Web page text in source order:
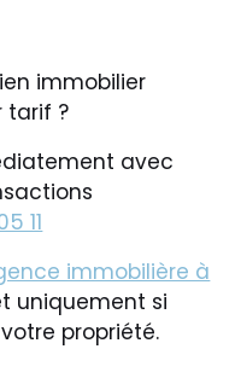
immobilier
tarif ?
avec
11
immobilière à
uniquement si
propriété.